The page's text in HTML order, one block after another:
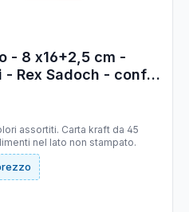
- 8 x16+2,5 cm -
Rex Sadoch - conf.
assortiti. Carta kraft da 45
nel lato non stampato.